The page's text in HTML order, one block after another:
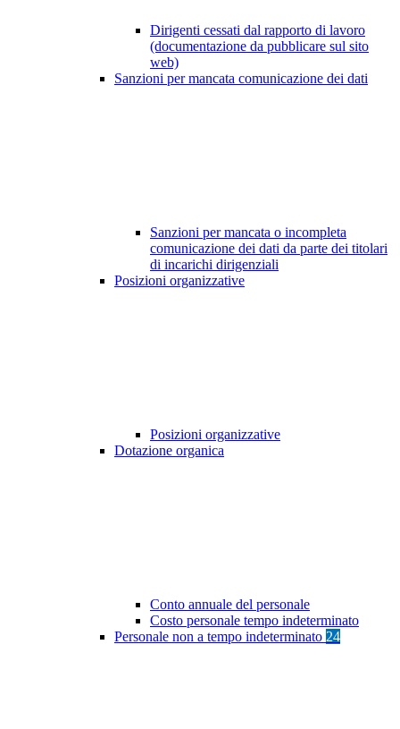
Dirigenti cessati dal rapporto di lavoro
(documentazione da pubblicare sul sito
web)
Sanzioni per mancata comunicazione dei dati
Sanzioni per mancata o incompleta
comunicazione dei dati da parte dei titolari
di incarichi dirigenziali
Posizioni organizzative
Posizioni organizzative
Dotazione organica
Conto annuale del personale
Costo personale tempo indeterminato
Personale non a tempo indeterminato 24